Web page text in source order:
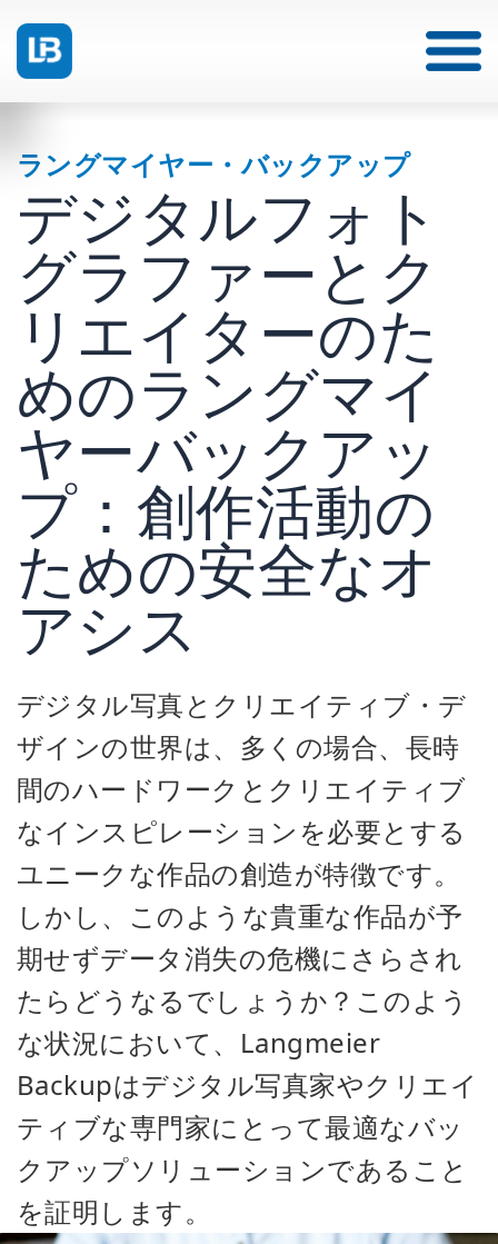
ラングマイヤー・バックアップ
デジタルフォト
グラファーとク
リエイターのた
めのラングマイ
ヤーバックアッ
プ：創作活動の
ための安全なオ
アシス
デジタル写真とクリエイティブ・デ
ザインの世界は、多くの場合、長時
間のハードワークとクリエイティブ
なインスピレーションを必要とする
ユニークな作品の創造が特徴です。
しかし、このような貴重な作品が予
期せずデータ消失の危機にさらされ
たらどうなるでしょうか？このよう
な状況において、Langmeier
Backupはデジタル写真家やクリエイ
ティブな専門家にとって最適なバッ
クアップソリューションであること
を証明します。